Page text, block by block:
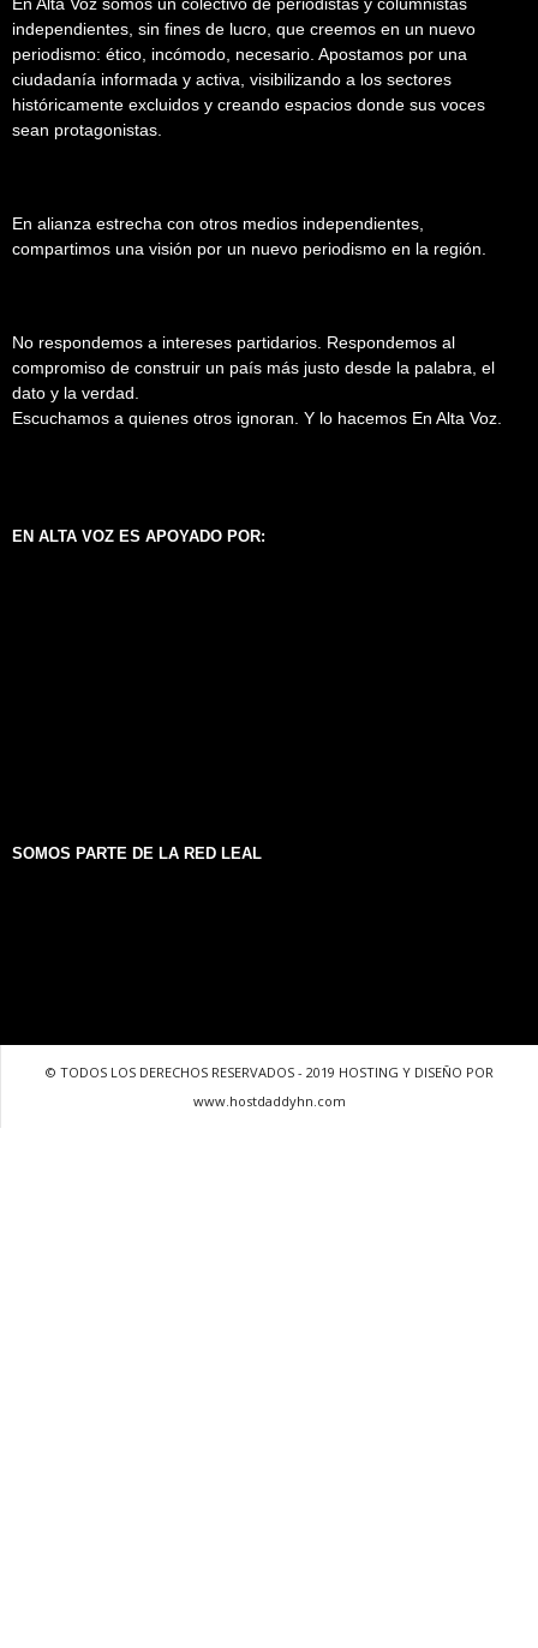
independientes, sin fines de lucro, que creemos en un nuevo
periodismo: ético, incómodo, necesario. Apostamos por una
ciudadanía informada y activa, visibilizando a los sectores
históricamente excluidos y creando espacios donde sus voces
sean protagonistas.
En alianza estrecha con otros medios independientes,
compartimos una visión por un nuevo periodismo en la región.
No respondemos a intereses partidarios. Respondemos al
compromiso de construir un país más justo desde la palabra, el
dato y la verdad.
Escuchamos a quienes otros ignoran. Y lo hacemos En Alta Voz.
EN ALTA VOZ ES APOYADO POR:
SOMOS PARTE DE LA RED LEAL
© TODOS LOS DERECHOS RESERVADOS - 2019 HOSTING Y DISEÑO POR
www.hostdaddyhn.com